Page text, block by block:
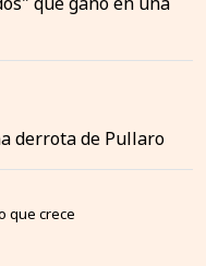
derrota de Pullaro
que crece